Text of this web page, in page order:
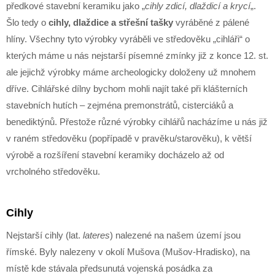
předkové stavební keramiku jako „cihly zdicí, dlaždicí a krycí„.
Šlo tedy o cihly, dlaždice a střešní tašky vyráběné z pálené
hlíny. Všechny tyto výrobky vyráběli ve středověku „cihláři“ o
kterých máme u nás nejstarší písemné zmínky již z konce 12. st.
ale jejichž výrobky máme archeologicky doloženy už mnohem
dříve. Cihlářské dílny bychom mohli najít také při klášterních
stavebních hutích – zejména premonstrátů, cisterciáků a
benediktýnů. Přestože různé výrobky cihlářů nacházíme u nás již
v raném středověku (popřípadě v pravěku/starověku), k větší
výrobě a rozšíření stavební keramiky docházelo až od
vrcholného středověku.
Cihly
Nejstarší cihly (lat. lateres) nalezené na našem území jsou
římské. Byly nalezeny v okolí Mušova (Mušov-Hradisko), na
místě kde stávala předsunutá vojenská posádka za